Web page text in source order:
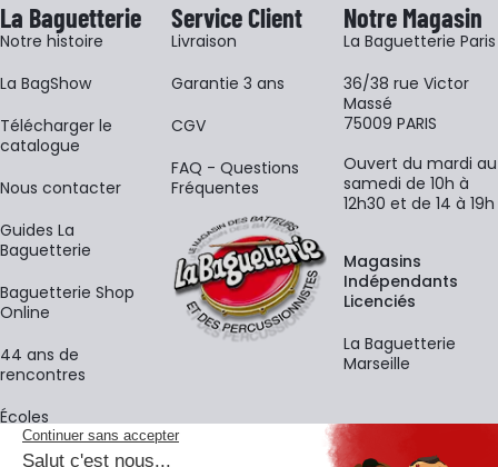
La Baguetterie
Notre histoire
La BagShow
​Télécharger le
catalogue
Nous contacter
Guides La
Baguetterie
Baguetterie Shop
Online
44 ans de
rencontres
Écoles
Service Client
Livraison
Garantie 3 ans
CGV
FAQ - Questions
Fréquentes
Notre Magasin
La Baguetterie Paris
36/38 rue Victor
Massé
75009 PARIS
Ouvert du mardi au
samedi de 10h à
12h30 et de 14 à 19h
Magasins
Indépendants
Licenciés
La Baguetterie
Marseille
La newsletter